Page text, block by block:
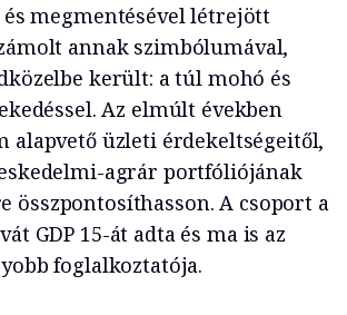
megmentésével létrejött
annak szimbólumával,
került: a túl mohó és
Az elmúlt években
alapvető üzleti érdekeltségeitől,
agrár portfóliójának
összpontosíthasson. A csoport a
GDP 15-át adta és ma is az
foglalkoztatója.